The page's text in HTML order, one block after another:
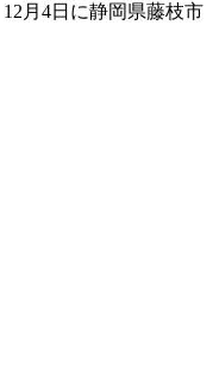
月4日に静岡県藤枝市